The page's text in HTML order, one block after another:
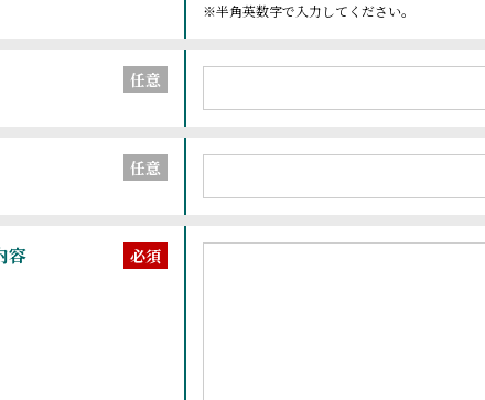
※半角英数字で入力してください。
任意
任意
容 必須